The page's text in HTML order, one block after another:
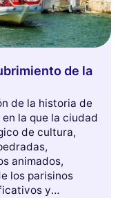
de la
de la historia de
la que la ciudad
de cultura,
animados,
los parisinos
y